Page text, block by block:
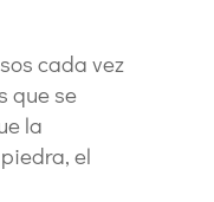
cada vez
que se
la
el